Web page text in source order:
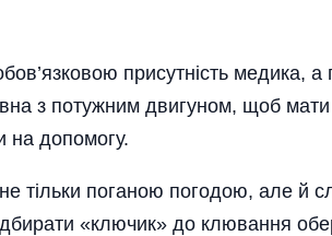
присутність медика,
з потужним двигуном, щоб мати
на допомогу.
тільки поганою погодою, але й
«ключик» до клювання